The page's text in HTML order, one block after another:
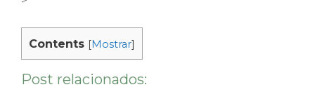
Contents [Mostrar]
Post relacionados: